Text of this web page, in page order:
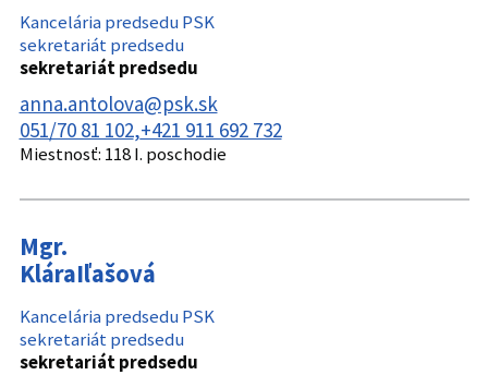
Kancelária predsedu PSK
sekretariát predsedu
sekretariát predsedu
anna.antolova@psk.sk
051/70 81 102 +421 911 692 732
Miestnosť: 118 I. poschodie
Mgr.
KláraIľašová
Kancelária predsedu PSK
sekretariát predsedu
sekretariát predsedu